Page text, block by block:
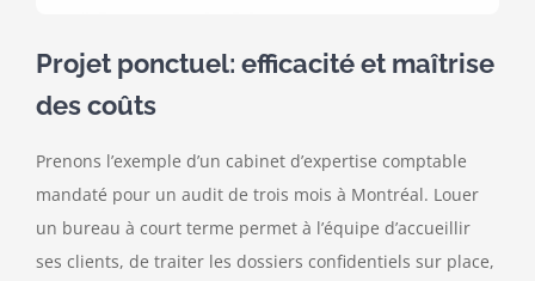
Projet ponctuel: efficacité et maîtrise
des coûts
Prenons l’exemple d’un cabinet d’expertise comptable
mandaté pour un audit de trois mois à Montréal. Louer
un bureau à court terme permet à l’équipe d’accueillir
ses clients, de traiter les dossiers confidentiels sur place,